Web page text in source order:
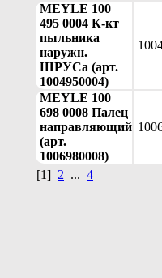
MEYLE 100
495 0004 К-кт
пыльника
наружн.
ШРУСа (арт.
1004950004)
MEYLE 100
698 0008 Палец
направляющий
(арт.
1006980008)
[1] 2 ... 4